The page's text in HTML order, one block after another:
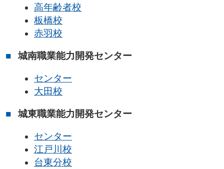
高年齢者校
板橋校
赤羽校
城南職業能力開発センター
センター
大田校
城東職業能力開発センター
センター
江戸川校
台東分校